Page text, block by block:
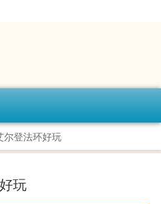
尔登法环好玩
玩